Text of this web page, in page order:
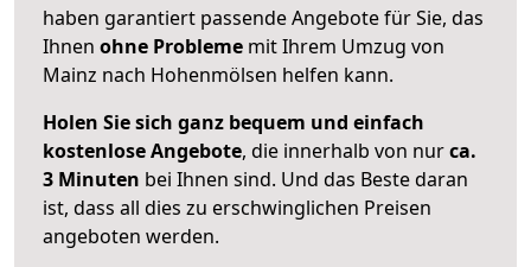
haben garantiert passende Angebote für Sie, das
Ihnen ohne Probleme mit Ihrem Umzug von
Mainz nach Hohenmölsen helfen kann.
Holen Sie sich ganz bequem und einfach
kostenlose Angebote, die innerhalb von nurca.
3 Minuten bei Ihnen sind. Und das Beste daran
ist, dass all dies zu erschwinglichen Preisen
angeboten werden.